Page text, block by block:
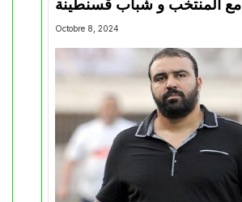
مع المنتخب و شباب قسنطينة
Octobre 8, 2024